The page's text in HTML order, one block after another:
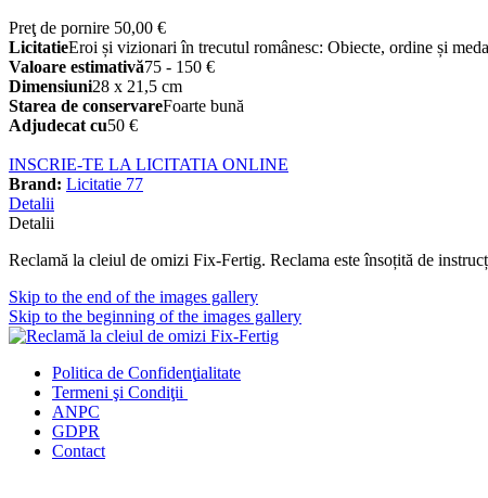
Preţ de pornire 50,00 €
Licitatie⁠Eroi și vizionari în trecutul românesc: Obiecte, ordine și
Valoare estimativă75 - 150 €
Dimensiuni28 x 21,5 cm
Starea de conservareFoarte bună
Adjudecat cu50 €
INSCRIE-TE LA LICITATIA ONLINE
Brand: Licitatie 77
Detalii
Detalii
Reclamă la cleiul de omizi Fix-Fertig. Reclama este însoțită de
Skip to the end of the images gallery
Skip to the beginning of the images gallery
Politica de Confidenţialitate
Termeni şi Condiţii
ANPC
GDPR
Contact